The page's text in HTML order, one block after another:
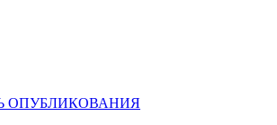
ОПУБЛИКОВАНИЯ